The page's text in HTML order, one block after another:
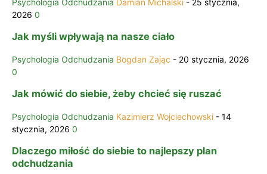
Psychologia Odchudzania Damian Michalski - 25 stycznia,
2026 0
Jak myśli wpływają na nasze ciało
Psychologia Odchudzania Bogdan Zając - 20 stycznia, 2026
0
Jak mówić do siebie, żeby chcieć się ruszać
Psychologia Odchudzania Kazimierz Wojciechowski - 14
stycznia, 2026 0
Dlaczego miłość do siebie to najlepszy plan
odchudzania